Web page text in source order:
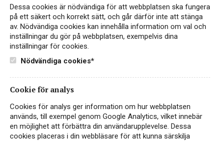
Sister’s Run Old Testament
Coonawarra Cabernet
RÖTT VIN
AUSTRALIEN, SOUTH AUSTRALIA,
COONAWARRA
Dessa cookies är nödvändiga för att webbplatsen ska fungera
på ett säkert och korrekt sätt, och går därför inte att stänga
av. Nödvändiga cookies kan innehålla information om val och
inställningar du gör på webbplatsen, exempelvis dina
inställningar för cookies.
Nödvändiga cookies*
Cookie för analys
Cookies för analys ger information om hur webbplatsen
används, till exempel genom Google Analytics, vilket innebär
en möjlighet att förbättra din användarupplevelse. Dessa
cookies placeras i din webbläsare för att kunna särskilja